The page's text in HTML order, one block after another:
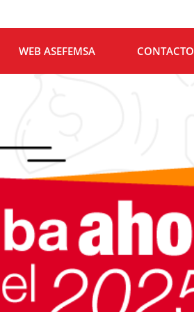
WEB ASEFEMSA CONTACTO